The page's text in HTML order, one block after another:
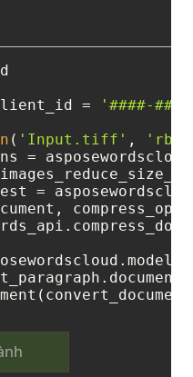
=
'####-
( 'Input.tiff' , 'rb'
=
=